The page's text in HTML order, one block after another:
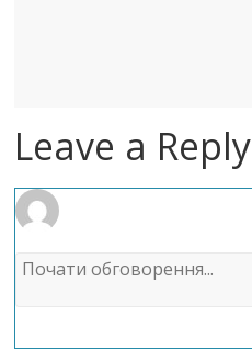
Leave a Reply